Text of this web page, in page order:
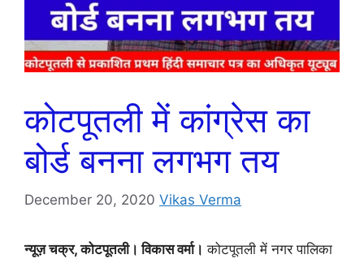
कोटपूतली में कांग्रेस का
बोर्ड बनना लगभग तय
December 20, 2020 Vikas Verma
न्यूज़ चक्र, कोटपूतली। विकास वर्मा। कोटपूतली में नगर पालिका